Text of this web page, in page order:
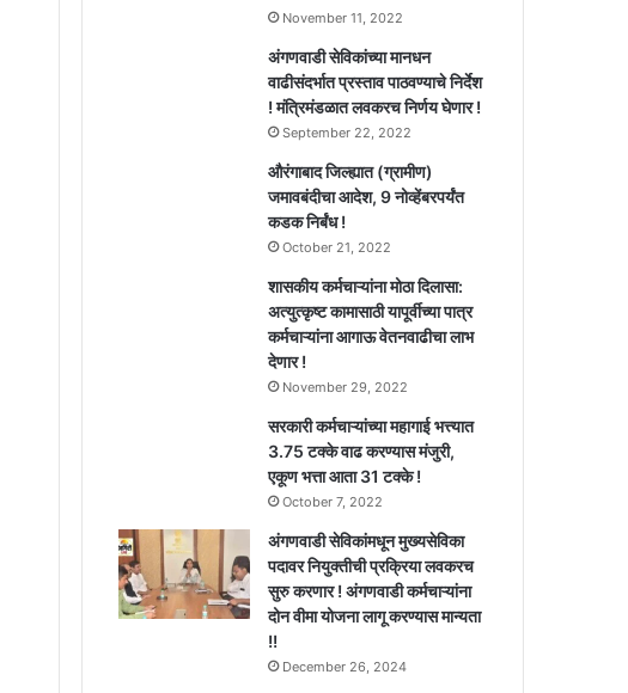
November 11, 2022
अंगणवाडी सेविकांच्या मानधन
वाढीसंदर्भात प्रस्ताव पाठवण्याचे निर्देश
! मंत्रिमंडळात लवकरच निर्णय घेणार !
September 22, 2022
औरंगाबाद जिल्ह्यात (ग्रामीण)
जमावबंदीचा आदेश, 9 नोव्हेंबरपर्यंत
कडक निर्बंध !
October 21, 2022
शासकीय कर्मचाऱ्यांना मोठा दिलासा:
अत्युत्कृष्ट कामासाठी यापूर्वीच्या पात्र
कर्मचाऱ्यांना आगाऊ वेतनवाढीचा लाभ
देणार !
November 29, 2022
सरकारी कर्मचाऱ्यांच्या महागाई भत्त्यात
3.75 टक्के वाढ करण्यास मंजुरी,
एकूण भत्ता आता 31 टक्के !
October 7, 2022
अंगणवाडी सेविकांमधून मुख्यसेविका
पदावर नियुक्तीची प्रक्रिया लवकरच
सुरु करणार ! अंगणवाडी कर्मचाऱ्यांना
दोन वीमा योजना लागू करण्यास मान्यता
!!
December 26, 2024